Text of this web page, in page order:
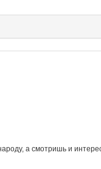
а смотришь и